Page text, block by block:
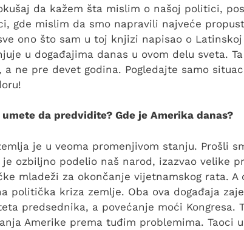
da kažem šta mislim o našoj politici,
gde mislim da smo napravili najveće
ono što sam u toj knjizi napisao o
u događajima danas u ovom delu sveta.
a ne pre devet godina. Pogledajte samo
da predvidite? Gde je Amerika danas?
je u veoma promenjivom stanju. Prošli
ozbiljno podelio naš narod, izazvao velike
mladeži za okončanje vijetnamskog rata. A
politička kriza zemlje. Oba ova događaja
predsednika, a povećanje moći Kongresa.
Amerike prema tuđim problemima. Taoci